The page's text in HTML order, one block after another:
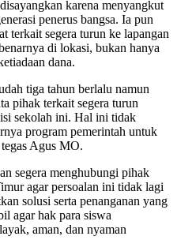
karena menyangkut
penerus bangsa. Ia pun
terkait segera turun ke lapangan
di lokasi, bukan hanya
dana.
tiga tahun berlalu namun
pihak terkait segera turun
sekolah ini. Hal ini tidak
program pemerintah untuk
Agus MO.
segera menghubungi pihak
agar persoalan ini tidak lagi
solusi serta penanganan yang
agar hak para siswa
aman, dan nyaman